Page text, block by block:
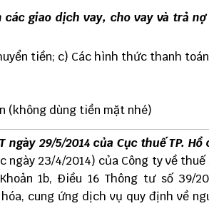
giao dịch vay, cho vay và trả
tiền; c) Các hình thức thanh
(không dùng tiền mặt nhé)
29/5/2014 của Cục thuế TP.
ngày 23/4/2014) của Công ty về
1b, Điều 16 Thông tư số 39/
cung ứng dịch vụ quy định về